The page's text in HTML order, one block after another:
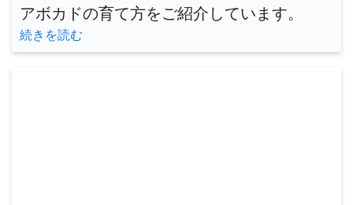
アボカドの育て方をご紹介しています。
続きを読む